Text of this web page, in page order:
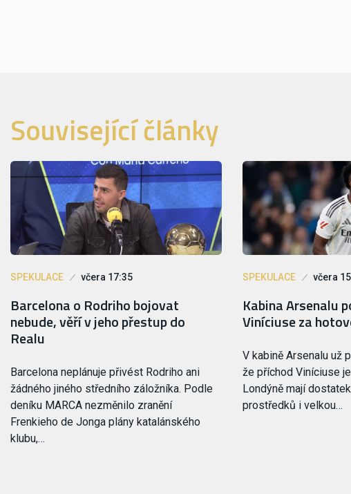
Související články
SPEKULACE včera 17:35
Barcelona o Rodriho bojovat
nebude, věří v jeho přestup do
Realu
Barcelona neplánuje přivést Rodriho ani
žádného jiného středního záložníka. Podle
deníku MARCA nezměnilo zranění
Frenkieho de Jonga plány katalánského
klubu,…
SPEKULACE včera
Kabina Arsenalu
Viníciuse za
V kabině Arsenalu už
že příchod Viníciuse
Londýně mají
prostředků i velkou…